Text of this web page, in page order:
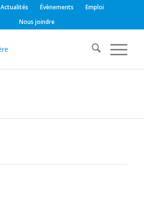
Actualités Évènements
Emploi
Nous joindre